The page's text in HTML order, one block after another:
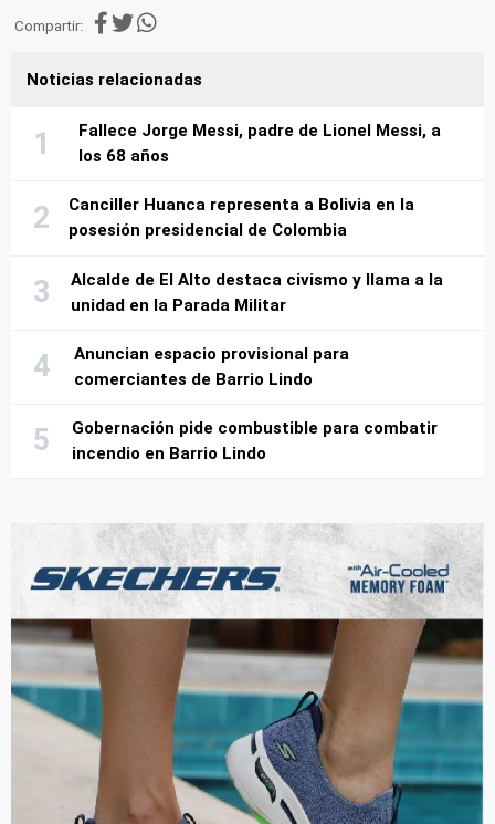
Compartir:
Noticias relacionadas
Fallece Jorge Messi, padre de Lionel Messi, a
los 68 años
Canciller Huanca representa a Bolivia en la
posesión presidencial de Colombia
Alcalde de El Alto destaca civismo y llama a la
unidad en la Parada Militar
Anuncian espacio provisional para
comerciantes de Barrio Lindo
Gobernación pide combustible para combatir
incendio en Barrio Lindo